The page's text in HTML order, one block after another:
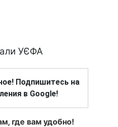
УЄФА
Подпишитесь на
в Google!
где вам удобно!